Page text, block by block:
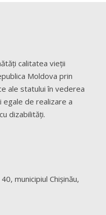
calitatea vieții
Moldova prin
ale statului în vederea
egale de realizare a
dizabilități.
municipiul Chișinău,